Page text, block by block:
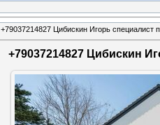
+79037214827 Цибискин Игорь специалист
+79037214827 Цибискин